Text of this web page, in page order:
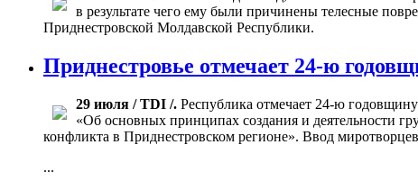
в результате чего ему были причинены телесные
Приднестровской Молдавской Республики.
Приднестровье отмечает 24-ю
29 июля / TDI /. Республика отмечает 24-ю
«Об основных принципах создания и деятельности
конфликта в Приднестровском регионе». Ввод
...